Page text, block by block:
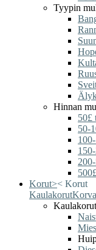
Tyypin
Hinnan
50£
50-
Korut>< Korut
Kaulakorut
Kaulakorut